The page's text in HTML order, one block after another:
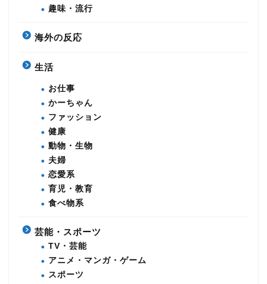
趣味・流行
海外の反応
生活
お仕事
かーちゃん
ファッション
健康
動物・生物
夫婦
恋愛系
育児・教育
食べ物系
芸能・スポーツ
TV・芸能
アニメ・マンガ・ゲーム
スポーツ